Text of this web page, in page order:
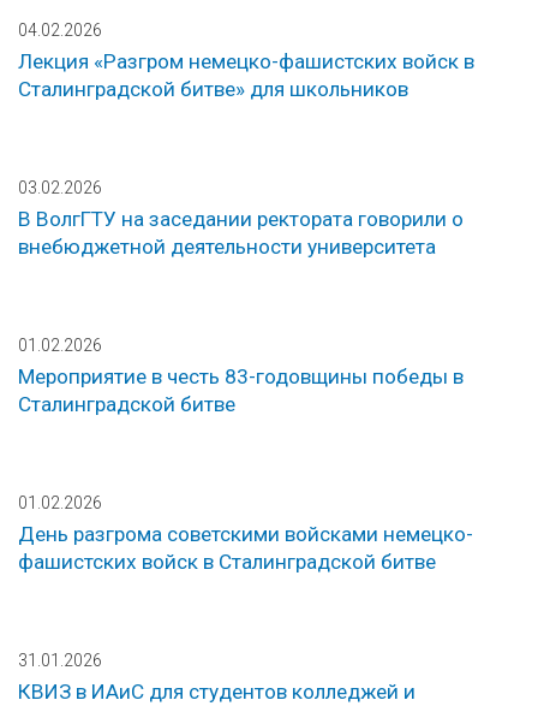
04.02.2026
Лекция «Разгром немецко-фашистских войск в
Сталинградской битве» для школьников
03.02.2026
В ВолгГТУ на заседании ректората говорили о
внебюджетной деятельности университета
01.02.2026
Мероприятие в честь 83-годовщины победы в
Сталинградской битве
01.02.2026
День разгрома советскими войсками немецко-
фашистских войск в Сталинградской битве
31.01.2026
КВИЗ в ИАиС для студентов колледжей и